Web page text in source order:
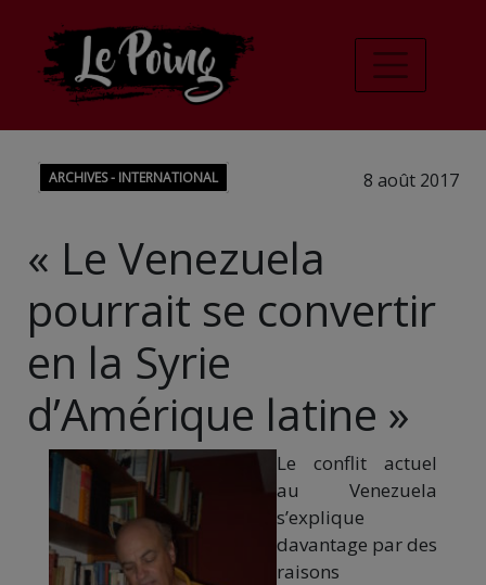
ARCHIVES - INTERNATIONAL 8 août 2017
« Le Venezuela
pourrait se convertir
en la Syrie
d’Amérique latine »
Le conflit actuel
au Venezuela
s’explique
davantage par des
raisons